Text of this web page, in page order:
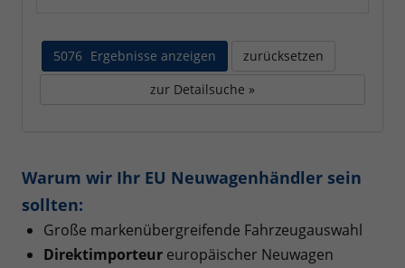
5076 Ergebnisse anzeigen
zurücksetzen
zur Detailsuche »
Warum wir Ihr EU Neuwagenhändler sein
sollten:
Große markenübergreifende Fahrzeugauswahl
Direktimporteur europäischer Neuwagen